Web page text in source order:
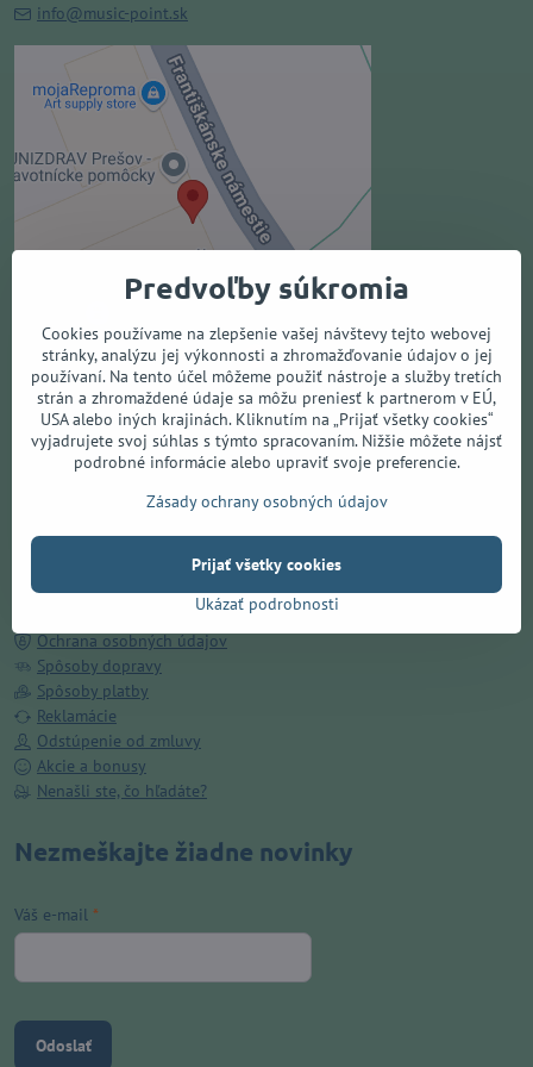
info@music-point.sk
Externý obsah je blokovaný
Voľbami súkromia
Prajete si načítať externý obsah?
Povoliť tentokrát
Povoliť a zapamätať - súhlas s
Otvoriť obsah v novom okne
Všetko o nákupe
Doručenie ZADARMO v Prešove
Kamenná predajňa
Obchodné podmienky
Ochrana osobných údajov
Spôsoby dopravy
Spôsoby platby
Reklamácie
Odstúpenie od zmluvy
Akcie a bonusy
Nenašli ste, čo hľadáte?
Nezmeškajte žiadne novinky
Váš e-mail *
Odoslať
Predvoľby súkromia
Cookies používame na zlepšenie vašej návštevy tejto webovej
stránky, analýzu jej výkonnosti a zhromažďovanie údajov o jej
používaní. Na tento účel môžeme použiť nástroje a služby tretích
strán a zhromaždené údaje sa môžu preniesť k partnerom v EÚ,
USA alebo iných krajinách. Kliknutím na „Prijať všetky cookies“
vyjadrujete svoj súhlas s týmto spracovaním. Nižšie môžete nájsť
podrobné informácie alebo upraviť svoje preferencie.
Zásady ochrany osobných údajov
Ukázať podrobnosti
Prijať všetky cookies